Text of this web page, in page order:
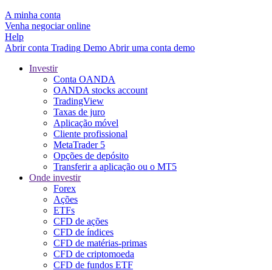
A minha conta
Venha negociar online
Help
Abrir conta Trading Demo Abrir uma conta demo
Investir
Conta OANDA
OANDA stocks account
TradingView
Taxas de juro
Aplicação móvel
Cliente profissional
MetaTrader 5
Opções de depósito
Transferir a aplicação ou o MT5
Onde investir
Forex
Ações
ETFs
CFD de ações
CFD de índices
CFD de matérias-primas
CFD de criptomoeda
CFD de fundos ETF